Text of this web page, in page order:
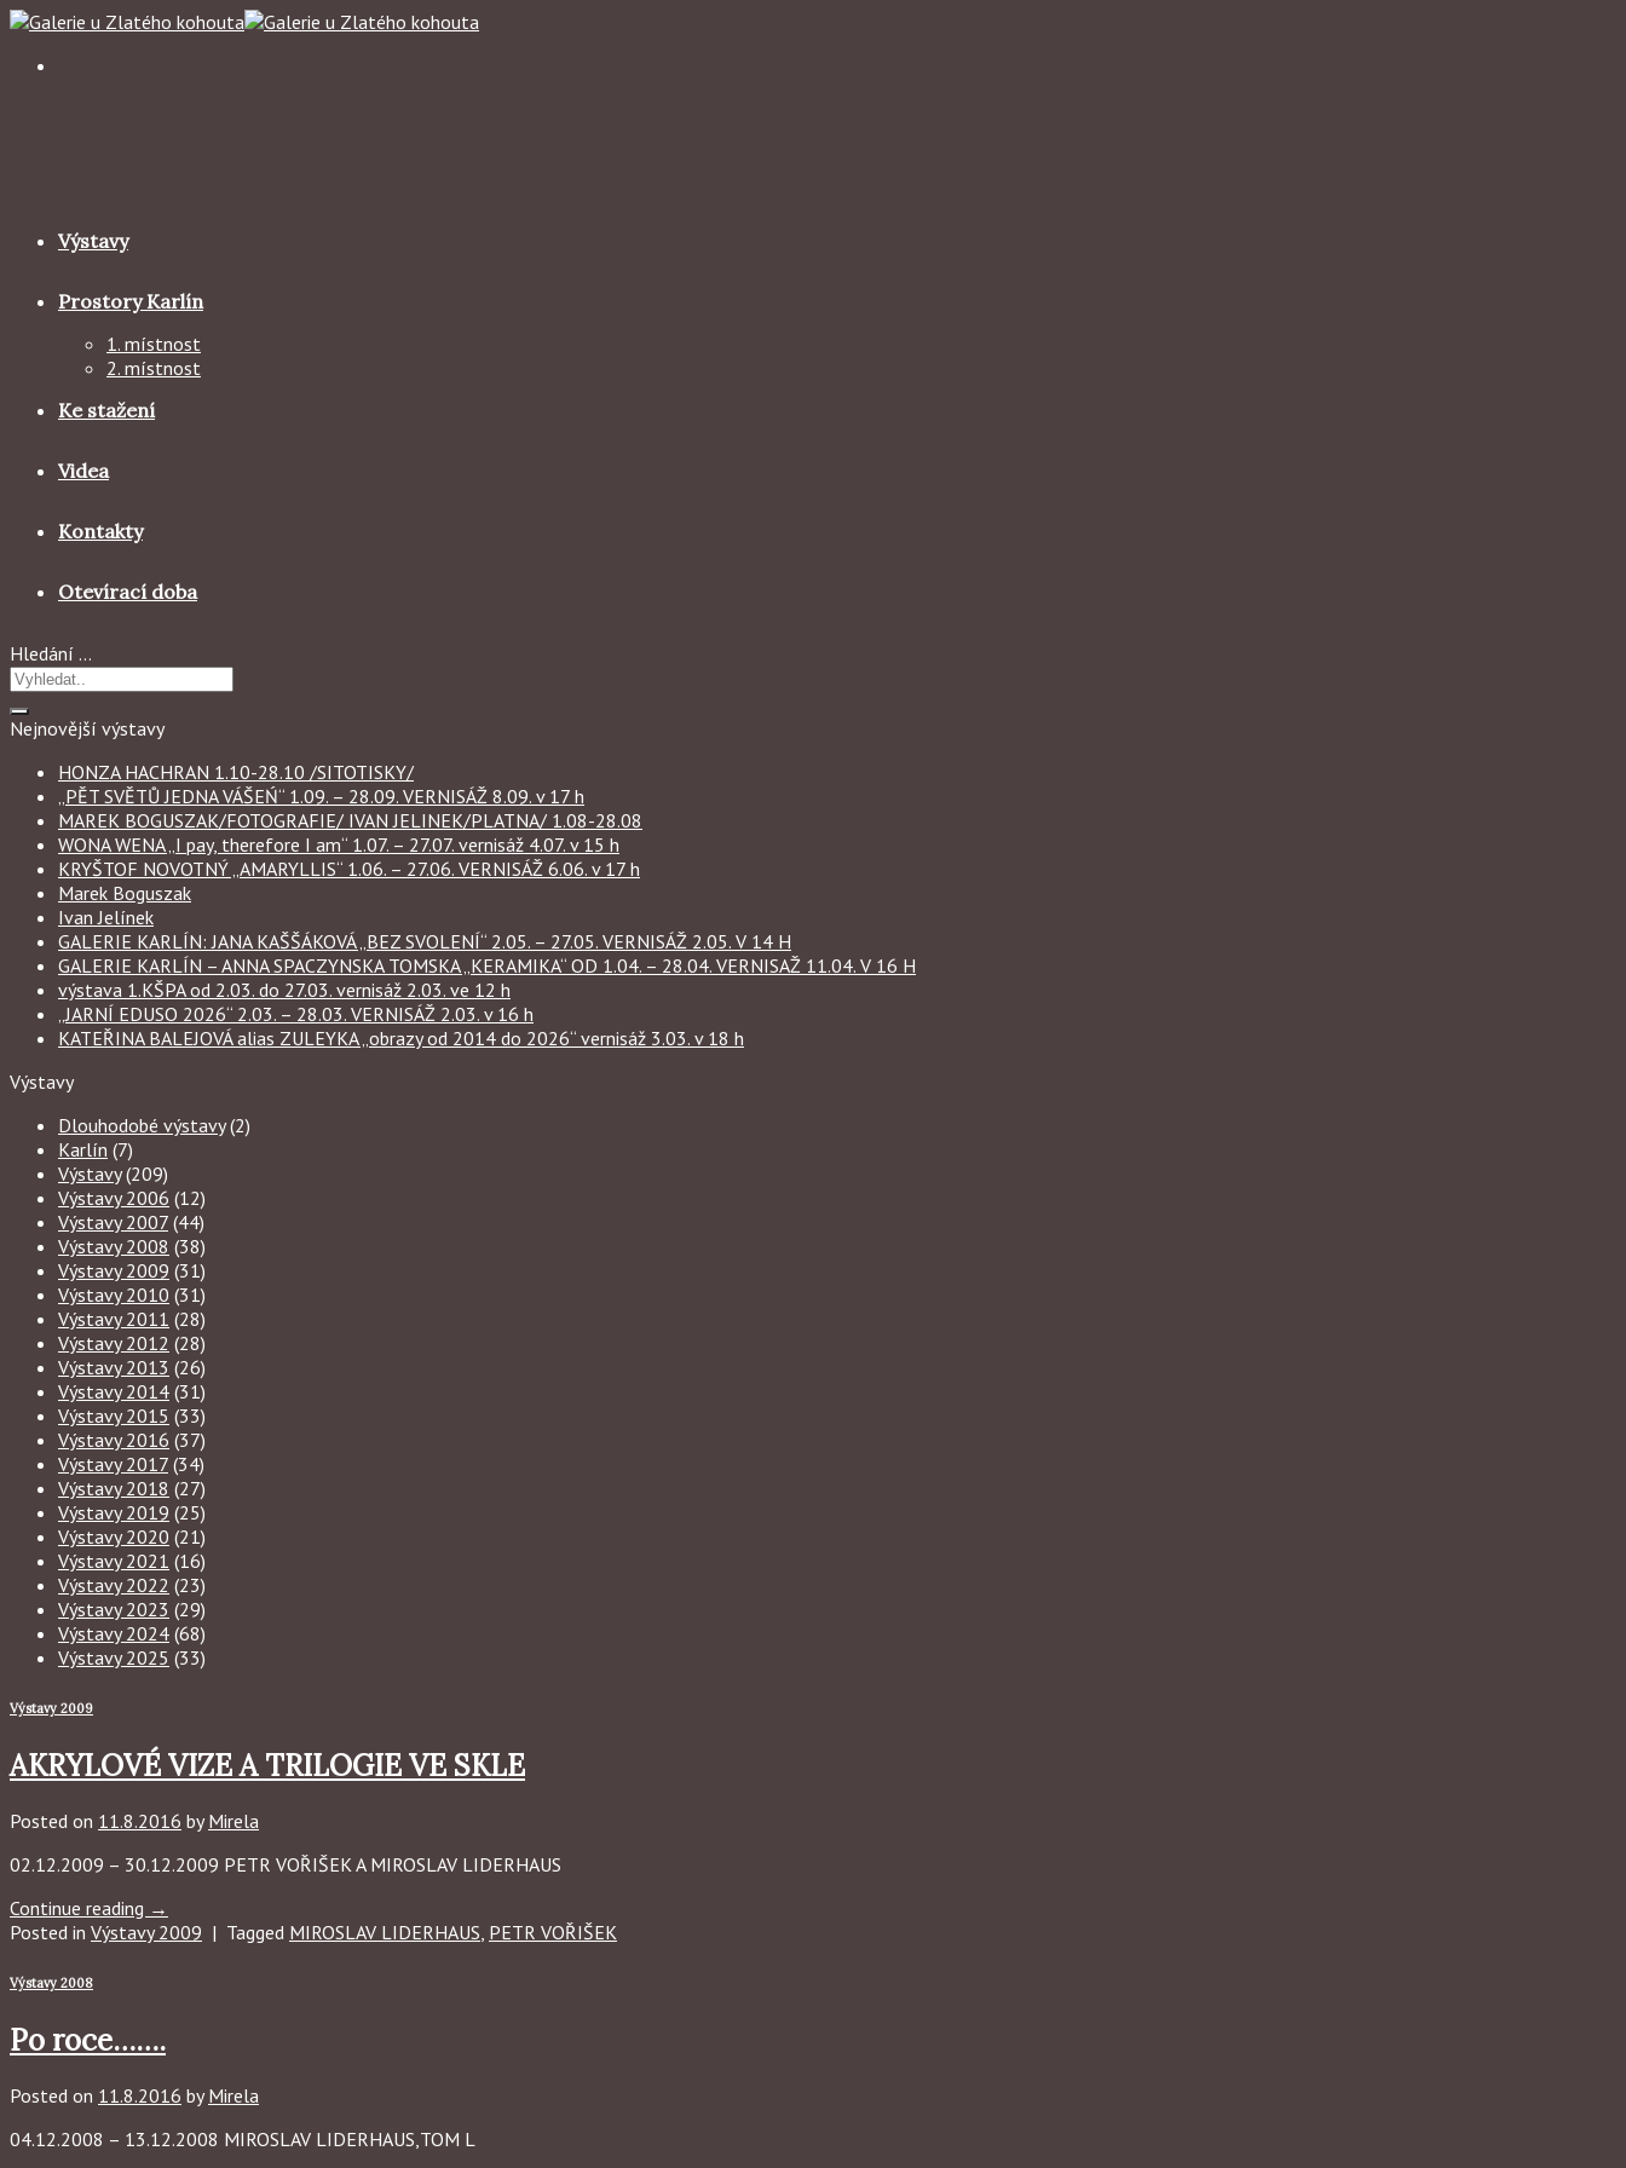
Skip
content
Výstavy
Prostory Karlín
1. místnost
2. místnost
Ke stažení
Videa
Kontakty
Otevírací doba
Hledání …
Nejnovější výstavy
HONZA HACHRAN 1.10-28.10 /SITOTISKY/
„PĚT SVĚTŮ JEDNA VÁŠEŃ“ 1.09. – 28.09. VERNISÁŽ 8.09. v 17 h
MAREK BOGUSZAK/FOTOGRAFIE/ IVAN JELINEK/PLATNA/ 1.08-28.08
WONA WENA „I pay, therefore I am“ 1.07. – 27.07. vernisáž 4.07. v 15 h
KRYŠTOF NOVOTNÝ „AMARYLLIS“ 1.06. – 27.06. VERNISÁŽ 6.06. v 17 h
Marek Boguszak
Ivan Jelínek
GALERIE KARLÍN: JANA KAŠŠÁKOVÁ „BEZ SVOLENÍ“ 2.05. – 27.05. VERNISÁŽ 2.05. V 14 H
GALERIE KARLÍN – ANNA SPACZYNSKA TOMSKA „KERAMIKA“ OD 1.04. – 28.04. VERNISAŽ 11.04. V 16 H
výstava 1.KŠPA od 2.03. do 27.03. vernisáž 2.03. ve 12 h
„JARNÍ EDUSO 2026“ 2.03. – 28.03. VERNISÁŽ 2.03. v 16 h
KATEŘINA BALEJOVÁ alias ZULEYKA „obrazy od 2014 do 2026“ vernisáž 3.03. v 18 h
Výstavy
Dlouhodobé výstavy(2)
Karlín (7)
Výstavy(209)
Výstavy 2006 (12)
Výstavy 2007 (44)
Výstavy 2008 (38)
Výstavy 2009 (31)
Výstavy 2010 (31)
Výstavy 2011 (28)
Výstavy 2012 (28)
Výstavy 2013 (26)
Výstavy 2014 (31)
Výstavy 2015 (33)
Výstavy 2016 (37)
Výstavy 2017 (34)
Výstavy 2018 (27)
Výstavy 2019 (25)
Výstavy 2020 (21)
Výstavy 2021 (16)
Výstavy 2022 (23)
Výstavy 2023 (29)
Výstavy 2024 (68)
Výstavy 2025 (33)
Výstavy 2009
AKRYLOVÉ VIZE A TRILOGIE VE SKLE
Posted on 11.8.2016 byMirela
02.12.2009 – 30.12.2009 PETR VOŘIŠEK A MIROSLAV LIDERHAUS
Continue reading →
Posted in Výstavy 2009 | Tagged MIROSLAV LIDERHAUS PETR VOŘIŠEK
Výstavy 2008
Po roce…….
Posted on 11.8.2016 byMirela
04.12.2008 – 13.12.2008 MIROSLAV LIDERHAUS,TOM L